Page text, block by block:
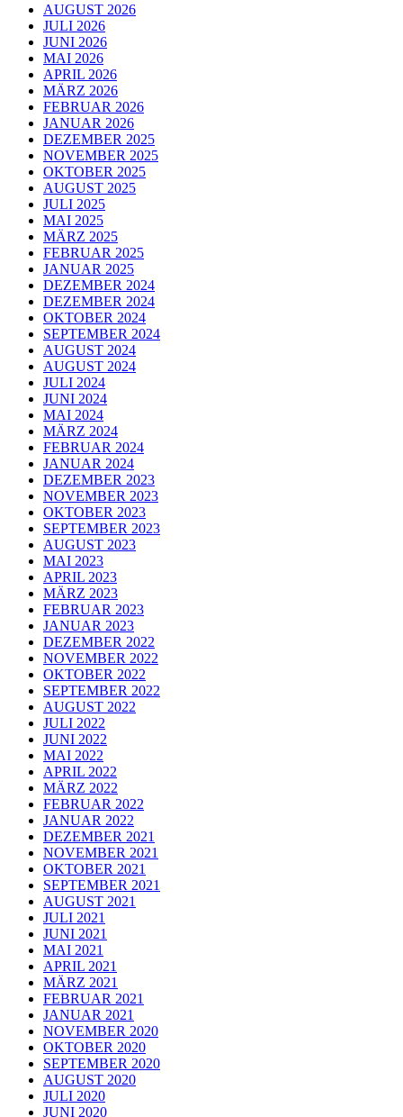
AUGUST 2026
JULI 2026
JUNI 2026
MAI 2026
APRIL 2026
MÄRZ 2026
FEBRUAR 2026
JANUAR 2026
DEZEMBER 2025
NOVEMBER 2025
OKTOBER 2025
AUGUST 2025
JULI 2025
MAI 2025
MÄRZ 2025
FEBRUAR 2025
JANUAR 2025
DEZEMBER 2024
DEZEMBER 2024
OKTOBER 2024
SEPTEMBER 2024
AUGUST 2024
AUGUST 2024
JULI 2024
JUNI 2024
MAI 2024
MÄRZ 2024
FEBRUAR 2024
JANUAR 2024
DEZEMBER 2023
NOVEMBER 2023
OKTOBER 2023
SEPTEMBER 2023
AUGUST 2023
MAI 2023
APRIL 2023
MÄRZ 2023
FEBRUAR 2023
JANUAR 2023
DEZEMBER 2022
NOVEMBER 2022
OKTOBER 2022
SEPTEMBER 2022
AUGUST 2022
JULI 2022
JUNI 2022
MAI 2022
APRIL 2022
MÄRZ 2022
FEBRUAR 2022
JANUAR 2022
DEZEMBER 2021
NOVEMBER 2021
OKTOBER 2021
SEPTEMBER 2021
AUGUST 2021
JULI 2021
JUNI 2021
MAI 2021
APRIL 2021
MÄRZ 2021
FEBRUAR 2021
JANUAR 2021
NOVEMBER 2020
OKTOBER 2020
SEPTEMBER 2020
AUGUST 2020
JULI 2020
JUNI 2020